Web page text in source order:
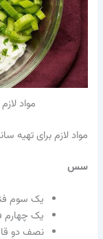
مواد
مواد لازم برای تهیه
سس
یک سوم
یک
نصف دو